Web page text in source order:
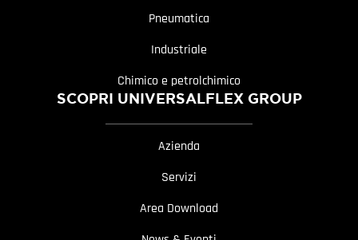
Pneumatica
Industriale
Chimico e petrolchimico
SCOPRI UNIVERSALFLEX GROUP
Azienda
Servizi
Area Download